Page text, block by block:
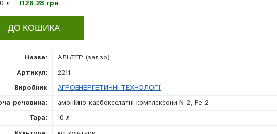
л.
1128.28 грн.
Назва:
АЛЬТЕР (залізо)
Артикул:
2211
Виробник
АГРОЕНЕРГЕТИЧНІ ТЕХНОЛОГІЇ
речовина:
амонійно-карбокселатні комплексони N-2, Fe-2
Тара:
10 л